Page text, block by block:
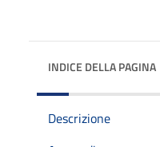
INDICE DELLA PAGINA
Descrizione